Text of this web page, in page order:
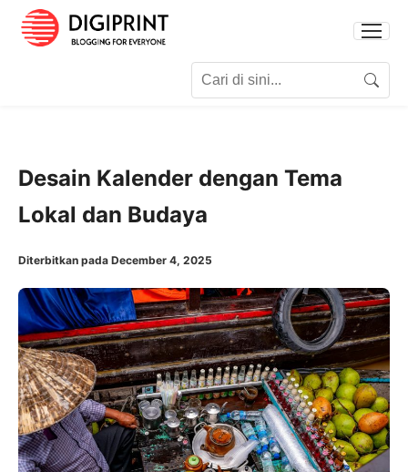
Search
Desain Kalender dengan Tema
Lokal dan Budaya
Diterbitkan pada December 4, 2025